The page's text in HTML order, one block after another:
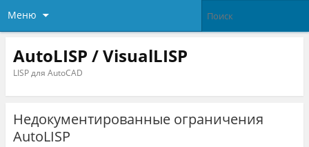
Меню
AutoLISP / VisualLISP
LISP для AutoCAD
Недокументированные ограничения
AutoLISP